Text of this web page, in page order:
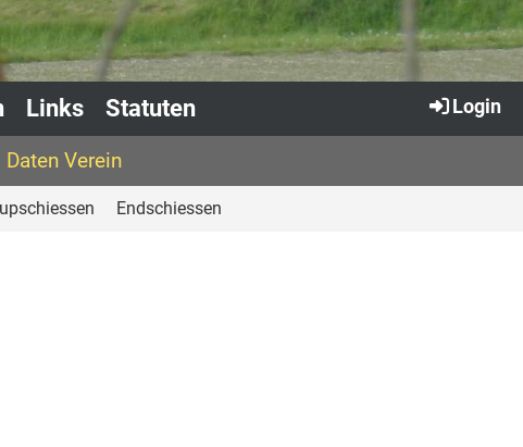
Links Statuten Login
Daten Verein
Endschiessen